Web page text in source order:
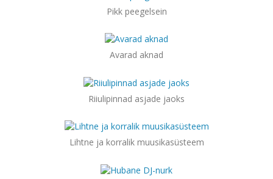
Pikk peegelsein
Avarad aknad
Riiulipinnad asjade jaoks
Lihtne ja korralik muusikasüsteem